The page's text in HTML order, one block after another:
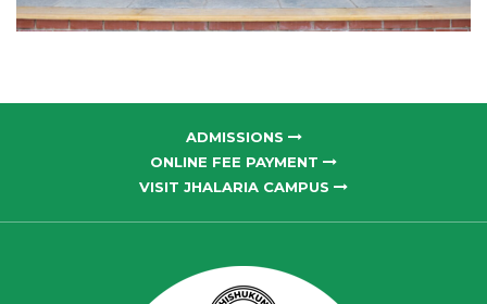
ADMISSIONS
ONLINE FEE PAYMENT
VISIT JHALARIA CAMPUS